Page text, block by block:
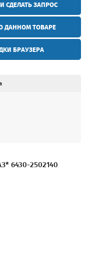
СДЕЛАТЬ ЗАПРОС
ДАННОМ ТОВАРЕ
БРАУЗЕРА
6430-2502140